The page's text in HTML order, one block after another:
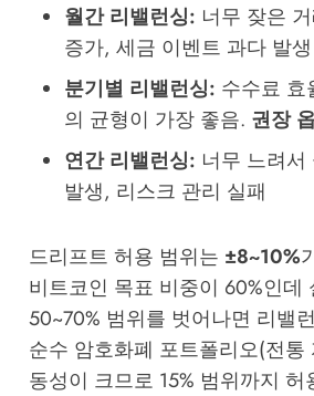
월간 리밸런싱: 너무 잦은
증가, 세금 이벤트 과다 발생
분기별 리밸런싱: 수수료 효
의 균형이 가장 좋음. 권장
연간 리밸런싱: 너무 느려
발생, 리스크 관리 실패
드리프트 허용 범위는 ±8~10%
비트코인 목표 비중이 60%인데
50~70% 범위를 벗어나면 리밸
순수 암호화폐 포트폴리오(전통
동성이 크므로 15% 범위까지 허